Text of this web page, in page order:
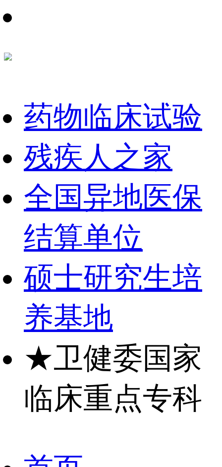
药物临床试验
残疾人之家
全国异地医保
结算单位
硕士研究生培
养基地
★卫健委国家
临床重点专科